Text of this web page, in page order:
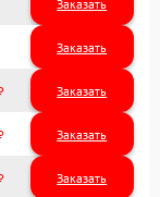
Заказать
Заказать